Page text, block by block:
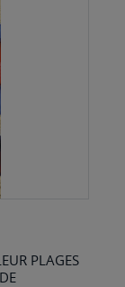
PLAGES